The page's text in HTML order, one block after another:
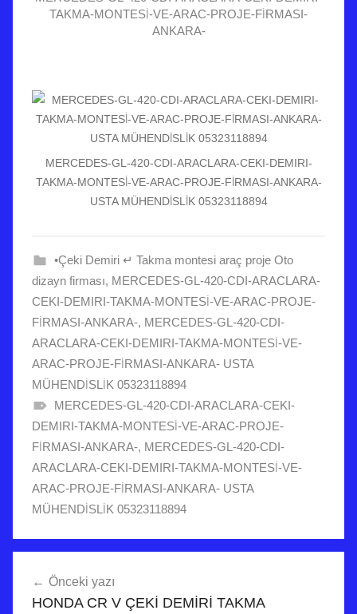
TAKMA-MONTESİ-VE-ARAC-PROJE-FİRMASI-
ANKARA-
MERCEDES-GL-420-CDI-ARACLARA-CEKI-DEMIRI-
TAKMA-MONTESİ-VE-ARAC-PROJE-FİRMASI-ANKARA-
USTA MÜHENDİSLİK 05323118894
•Çeki Demiri ↵ Takma montesi araç proje Oto
dizayn firması, MERCEDES-GL-420-CDI-ARACLARA-
CEKI-DEMIRI-TAKMA-MONTESİ-VE-ARAC-PROJE-
FİRMASI-ANKARA-, MERCEDES-GL-420-CDI-
ARACLARA-CEKI-DEMIRI-TAKMA-MONTESİ-VE-
ARAC-PROJE-FİRMASI-ANKARA- USTA
MÜHENDİSLİK 05323118894
MERCEDES-GL-420-CDI-ARACLARA-CEKI-
DEMIRI-TAKMA-MONTESİ-VE-ARAC-PROJE-
FİRMASI-ANKARA-, MERCEDES-GL-420-CDI-
ARACLARA-CEKI-DEMIRI-TAKMA-MONTESİ-VE-
ARAC-PROJE-FİRMASI-ANKARA- USTA
MÜHENDİSLİK 05323118894
gezinmesi
Önceki yazı
HONDA CR V ÇEKİ DEMİRİ TAKMA